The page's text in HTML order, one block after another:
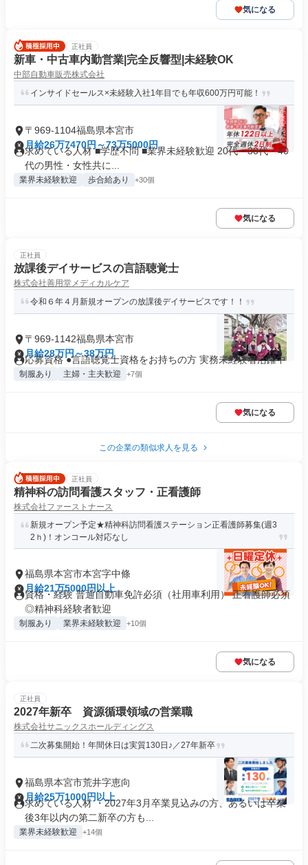
気になる
正社員
新車・中古車内勤営業|完全反響型|未経験OK
中部自動車販売株式会社
インサイドセールス×未経験入社1年目でも年収600万円可能！
〒969-1104福島県本宮市
月給26万7470円～73万5000円
求めている人材 ■学歴不問 ■業界未経験歓迎 20代・30代・40
代の男性・女性共に...
業界未経験歓迎 歩合給あり +30個
気になる
正社員
放課後デイサービスの言語聴覚士
株式会社善用堂メディカルケア
令和６年４月新規オープンの放課後デイサービスです！！
〒969-1142福島県本宮市
月給28万円～38万円
応募資格 ●言語聴覚士資格をお持ちの方 実務未経験者活躍中
制服あり 主婦・主夫歓迎 +7個
気になる
この企業の類似求人を見る
正社員
精神科の訪問看護スタッフ・正看護師
株式会社ファーストナース
新規オープン予定★精神科訪問看護ステーション正看護師募集(週3
2ｈ)！オンコール対応なし
福島県本宮市本宮字中條
月給21万5000円以上
資格・経験 普通自動車免許必須（社用車利用） 正看護師必須
◎精神科経験者歓迎
制服あり 業界未経験歓迎 +10個
気になる
正社員
2027年新卒 資源循環領域の営業職
株式会社サニックスホールディングス
二次募集開始！年間休日は実質130日♪／27年新卒
福島県本宮市荒井字恵向
月給25万1000円以上
求めている人材 ・2027年3月卒業見込みの方、あるいは卒業
後3年以内の第二新卒の方も...
業界未経験歓迎 +14個